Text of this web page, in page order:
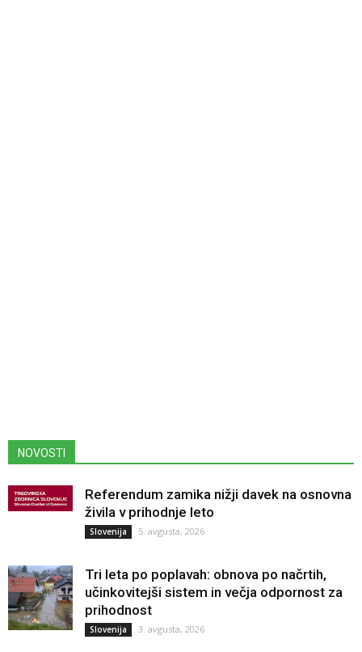
NOVOSTI
Referendum zamika nižji davek na osnovna
živila v prihodnje leto
Slovenija 5. avgusta, 2026
Tri leta po poplavah: obnova po načrtih,
učinkovitejši sistem in večja odpornost za
prihodnost
Slovenija 3. avgusta, 2026